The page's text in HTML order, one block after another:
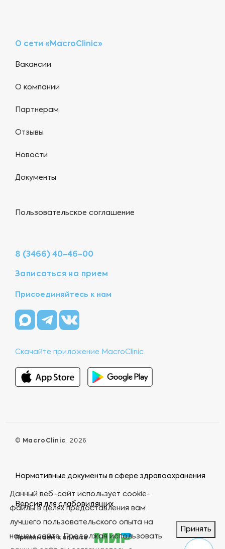
О сети «MacroClinic»
Вакансии
О компании
Партнерам
Отзывы
Новости
Документы
Пользовательское соглашение
8 (3466) 40-46-00
Записаться на прием
Присоединяйтесь к нам
Скачайте приложение MacroClinic
© MacroClinic, 2026
Нормативные документы в сфере здравоохранения
Версия для слабовидящих
Принимаем к оплате
Данный веб-сайт использует cookie-
файлы в целях предоставления вам
лучшего пользовательского опыта на
нашем сайте. Продолжая использовать
Принять